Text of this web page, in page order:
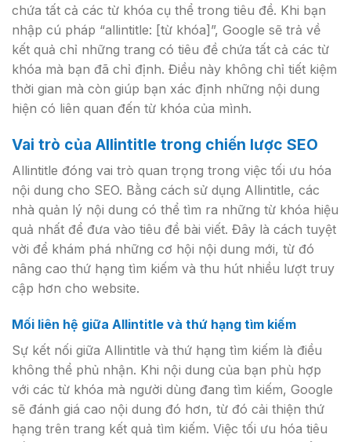
chứa tất cả các từ khóa cụ thể trong tiêu đề. Khi bạn
nhập cú pháp “allintitle: [từ khóa]”, Google sẽ trả về
kết quả chỉ những trang có tiêu đề chứa tất cả các từ
khóa mà bạn đã chỉ định. Điều này không chỉ tiết kiệm
thời gian mà còn giúp bạn xác định những nội dung
hiện có liên quan đến từ khóa của mình.
Vai trò của Allintitle trong chiến lược SEO
Allintitle đóng vai trò quan trọng trong việc tối ưu hóa
nội dung cho SEO. Bằng cách sử dụng Allintitle, các
nhà quản lý nội dung có thể tìm ra những từ khóa hiệu
quả nhất để đưa vào tiêu đề bài viết. Đây là cách tuyệt
vời để khám phá những cơ hội nội dung mới, từ đó
nâng cao thứ hạng tìm kiếm và thu hút nhiều lượt truy
cập hơn cho website.
Mối liên hệ giữa Allintitle và thứ hạng tìm kiếm
Sự kết nối giữa Allintitle và thứ hạng tìm kiếm là điều
không thể phủ nhận. Khi nội dung của bạn phù hợp
với các từ khóa mà người dùng đang tìm kiếm, Google
sẽ đánh giá cao nội dung đó hơn, từ đó cải thiện thứ
hạng trên trang kết quả tìm kiếm. Việc tối ưu hóa tiêu